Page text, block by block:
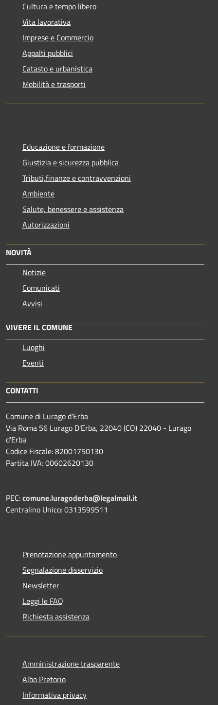
Cultura e tempo libero
Vita lavorativa
Imprese e Commercio
Appalti pubblici
Catasto e urbanistica
Mobilità e trasporti
Educazione e formazione
Giustizia e sicurezza pubblica
Tributi,finanze e contravvenzioni
Ambiente
Salute, benessere e assistenza
Autorizzazioni
NOVITÀ
Notizie
Comunicati
Avvisi
VIVERE IL COMUNE
Luoghi
Eventi
CONTATTI
Comune di Lurago d'Erba
Via Roma 56 Lurago D'Erba, 22040 (CO) 22040 - Lurago
d'Erba
Codice Fiscale: 82001750130
Partita IVA: 00602620130
PEC:comune.luragoderba@legalmail.it
Centralino Unico: 0313599511
Prenotazione appuntamento
Segnalazione disservizio
Newsletter
Leggi le FAQ
Richiesta assistenza
Amministrazione trasparente
Albo Pretorio
Informativa privacy